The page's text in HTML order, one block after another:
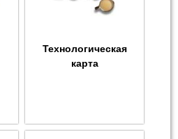
Технологическая
карта